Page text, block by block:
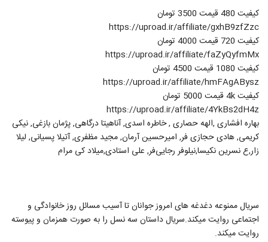
کیفیت 480 قیمت 3500 تومان
https://uproad.ir/affiliate/gxhB9zfZzc
کیفیت 720 قیمت 4000 تومان
https://uproad.ir/affiliate/faZyQyfmMx
کیفیت 1080 قیمت 4500 تومان
https://uproad.ir/affiliate/hmFAgABysz
کیفیت 4k قیمت 5000 تومان
https://uproad.ir/affiliate/4YkBs2dH4z
بهاره افشاری ,الهه حصاری , خاطره اسدی, آناهیتا درگاهی, پژمان بازغی, نیکی
کریمی, هادی حجازی فر, امیرحسین آرمان, مجید مظفری, آتیلا پسیانی, لیلا
زار,ع نسرین نکیسا,نیلوفر رجایی‌فر, علی استادی,میلاد کی مرام
سریال ممنوعه دغدغه های امروز جوانان تا آسیب مسائل روز خانوادگی و
اجتماعی روایت میکند.سریال داستان سه نسل را به صورت همزمان و پیوسته
روایت میکند.